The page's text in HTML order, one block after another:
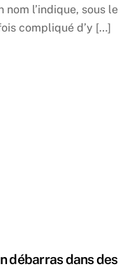
nom l’indique, sous le
compliqué d’y […]
débarras dans des